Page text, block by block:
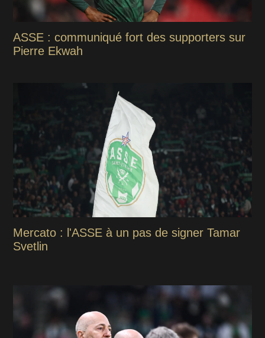
ASSE : communiqué fort des supporters sur
Pierre Ekwah
Mercato : l'ASSE à un pas de signer Tamar
Svetlin